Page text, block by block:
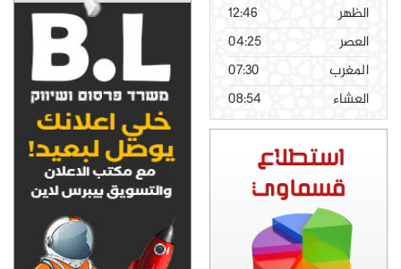
الظهر
12:46
العصر
04:25
المغرب
07:30
العشاء
08:54